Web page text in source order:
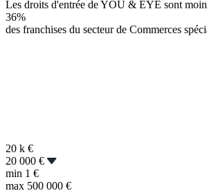
Les droits d'entrée de YOU & EYE sont
36%
des franchises du secteur de Commerces
20 k €
20 000 €
min 1 €
max 500 000 €